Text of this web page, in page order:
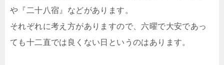
や『二十八宿』などがあります。
それぞれに考え方がありますので、六曜で大安であっ
ても十二直では良くない日というのはあります。